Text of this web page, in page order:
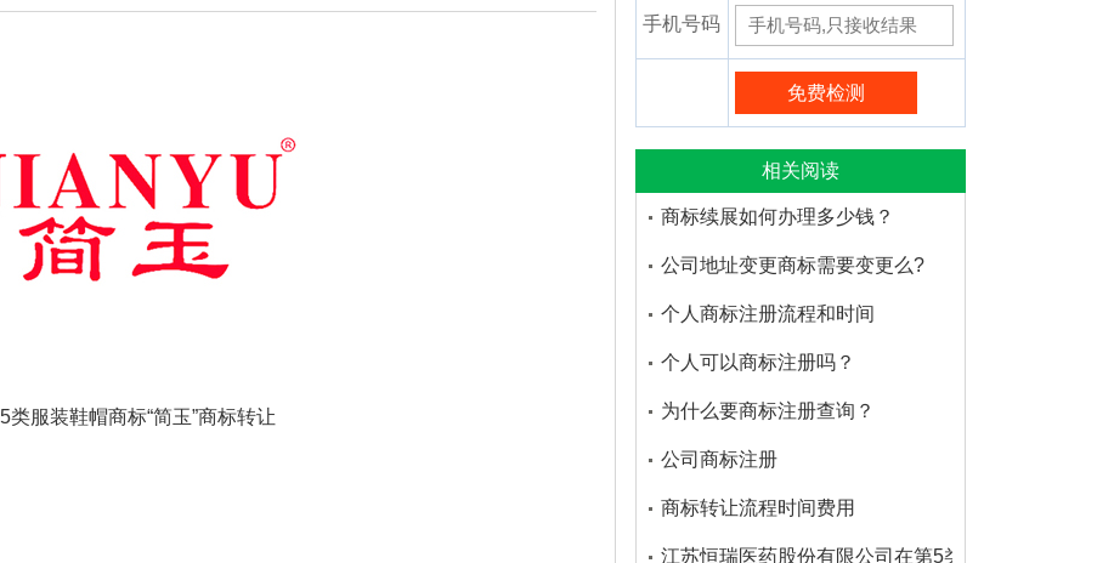
类服装鞋帽商标“简玉”商标转让
手机号码
相关阅读
商标续展如何办理多少钱？
公司地址变更商标需要变更么?
个人商标注册流程和时间
个人可以商标注册吗？
为什么要商标注册查询？
公司商标注册
商标转让流程时间费用
江苏恒瑞医药股份有限公司在第5类医药品注册的商